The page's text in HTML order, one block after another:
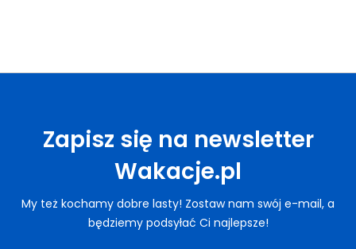
Zapisz się na newsletter
Wakacje.pl
My też kochamy dobre lasty! Zostaw nam swój e-mail, a
będziemy podsyłać Ci najlepsze!